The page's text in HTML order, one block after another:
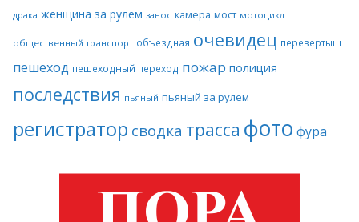
драка женщина за рулем занос камера мост мотоцикл
общественный транспорт объездная очевидец перевертыш
пешеход пешеходный переход пожар полиция
последствия пьяный пьяный за рулем
регистратор сводка трасса фото фура